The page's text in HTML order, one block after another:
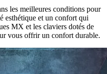
les meilleures conditions pour
esthétique et un confort qui
MX et les claviers dotés de
vous offrir un confort durable.